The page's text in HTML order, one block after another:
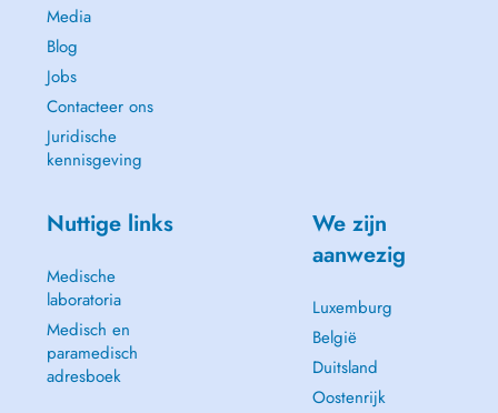
Media
Blog
Jobs
Contacteer ons
Juridische
kennisgeving
Nuttige links
Medische
laboratoria
Medisch en
paramedisch
adresboek
We zijn
aanwezig
Luxemburg
België
Duitsland
Oostenrijk